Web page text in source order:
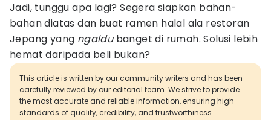
Jadi, tunggu apa lagi? Segera siapkan bahan-
bahan diatas dan buat ramen halal ala restoran
Jepang yang ngaldubanget di rumah. Solusi lebih
hemat daripada beli bukan?
This article is written by our community writers and has been
carefully reviewed by our editorial team. We strive to provide
the most accurate and reliable information, ensuring high
standards of quality, credibility, and trustworthiness.